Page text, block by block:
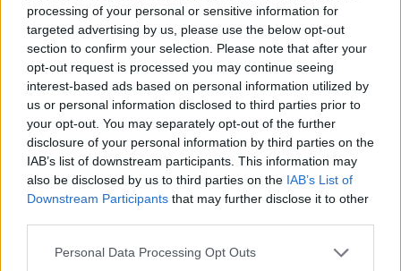
processing of your personal or sensitive information for
targeted advertising by us, please use the below opt-out
section to confirm your selection. Please note that after your
opt-out request is processed you may continue seeing
interest-based ads based on personal information utilized by
us or personal information disclosed to third parties prior to
your opt-out. You may separately opt-out of the further
disclosure of your personal information by third parties on the
IAB’s list of downstream participants. This information may
also be disclosed by us to third parties on the IAB’s List of
Downstream Participants that may further disclose it to other
Please note that this website/app uses one or more Google
Personal Data Processing Opt Outs
Share:
Ακολουθήστε το Νewsit.gr στο Google Newsκαι
ενημερωθείτε πρώτοι για όλη την ειδησεογραφία και τα
τελευταία νέα της ημέρας
Πιο δημοφιλή
ήταν σαν πλαστελίνη», συγκλονίζει η